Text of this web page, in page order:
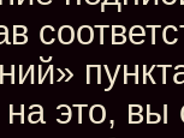
это,